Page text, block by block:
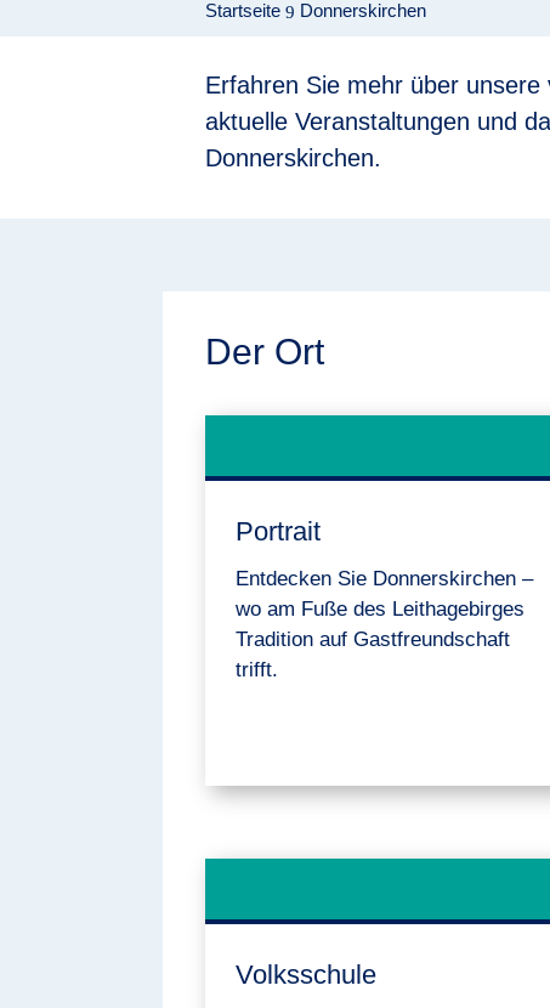
Startseite 9 Donnerskirchen
Erfahren Sie mehr über unsere
aktuelle Veranstaltungen und
Donnerskirchen.
Der Ort
Portrait
Entdecken Sie Donnerskirchen –
wo am Fuße des Leithagebirges
Tradition auf Gastfreundschaft
trifft.
Volksschule